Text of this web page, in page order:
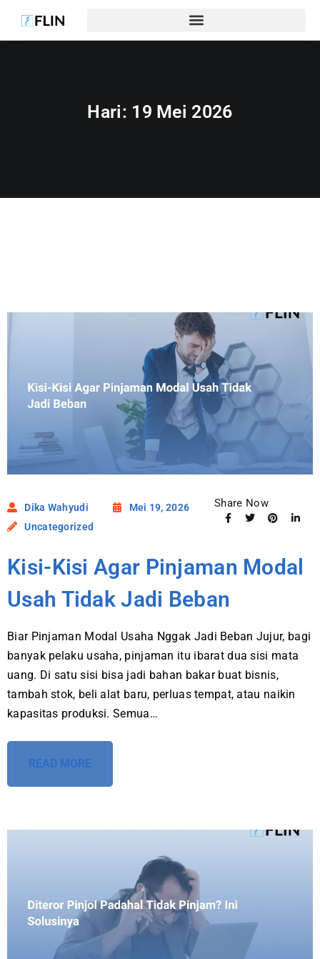
Hari: 19 Mei 2026
Dika Wahyudi
Mei 19, 2026
Uncategorized
Share Now
Kisi-Kisi Agar Pinjaman Modal
Usah Tidak Jadi Beban
Biar Pinjaman Modal Usaha Nggak Jadi Beban Jujur, bagi
banyak pelaku usaha, pinjaman itu ibarat dua sisi mata
uang. Di satu sisi bisa jadi bahan bakar buat bisnis,
tambah stok, beli alat baru, perluas tempat, atau naikin
kapasitas produksi. Semua…
READ MORE